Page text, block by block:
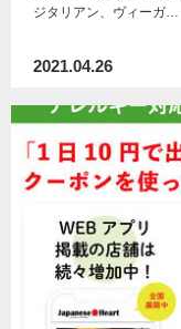
ジタリアン、ヴィーガ…
2021.04.26